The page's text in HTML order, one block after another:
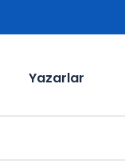
Yazarlar